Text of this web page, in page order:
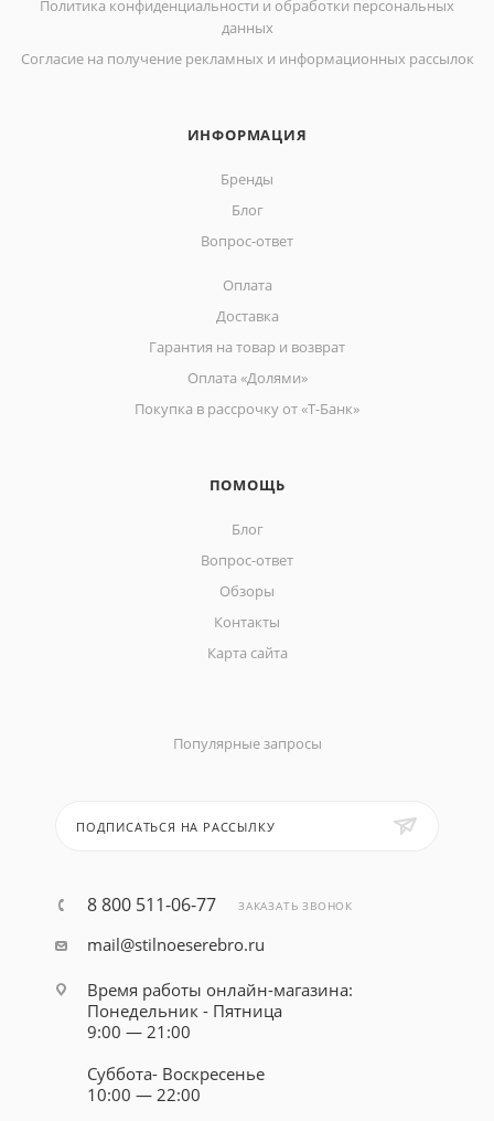
Политика конфиденциальности и обработки персональных
данных
Согласие на получение рекламных и информационных рассылок
ИНФОРМАЦИЯ
Бренды
Блог
Вопрос-ответ
Оплата
Доставка
Гарантия на товар и возврат
Оплата «Долями»
Покупка в рассрочку от «Т-Банк»
ПОМОЩЬ
Блог
Вопрос-ответ
Обзоры
Контакты
Карта сайта
Популярные запросы
ПОДПИСАТЬСЯ НА РАССЫЛКУ
8 800 511-06-77 ЗАКАЗАТЬ ЗВОНОК
mail@stilnoeserebro.ru
Время работы онлайн-магазина:
Понедельник - Пятница
9:00 — 21:00
Суббота- Воскресенье
10:00 — 22:00